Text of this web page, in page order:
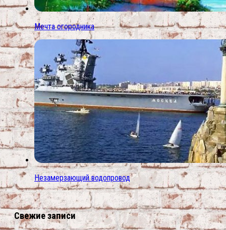
Мечта огородника
Незамерзающий водопровод
Свежие записи